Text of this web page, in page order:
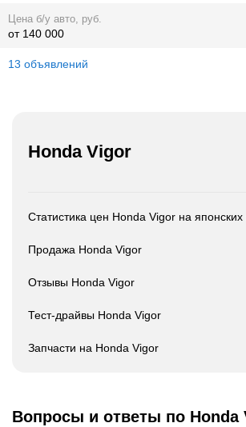
Цена б/у авто, руб.
от 140 000
13 объявлений
Honda Vigor
Статистика цен Honda Vigor на японских
Продажа Honda Vigor
Отзывы Honda Vigor
Тест-драйвы Honda Vigor
Запчасти на Honda Vigor
Вопросы и ответы по Honda